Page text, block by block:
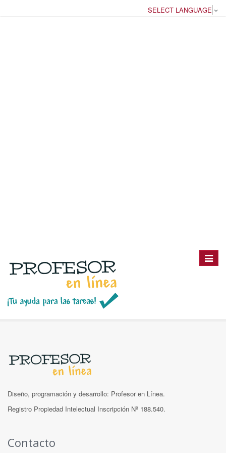
SELECT LANGUAGE
Toggle
Diseño, programación y desarrollo: Profesor en Línea.
Registro Propiedad Intelectual Inscripción Nº 188.540.
Contacto